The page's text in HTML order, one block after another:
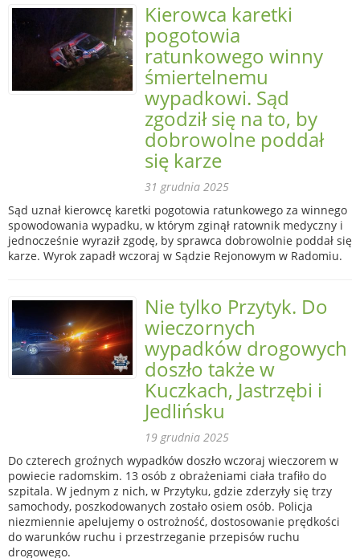
Kierowca karetki
pogotowia
ratunkowego winny
śmiertelnemu
wypadkowi. Sąd
zgodził się na to, by
dobrowolne poddał
się karze
31 grudnia 2025
Sąd uznał kierowcę karetki pogotowia ratunkowego za winnego
spowodowania wypadku, w którym zginął ratownik medyczny i
jednocześnie wyraził zgodę, by sprawca dobrowolnie poddał się
karze. Wyrok zapadł wczoraj w Sądzie Rejonowym w Radomiu.
Nie tylko Przytyk. Do
wieczornych
wypadków drogowych
doszło także w
Kuczkach, Jastrzębi i
Jedlińsku
19 grudnia 2025
Do czterech groźnych wypadków doszło wczoraj wieczorem w
powiecie radomskim. 13 osób z obrażeniami ciała trafiło do
szpitala. W jednym z nich, w Przytyku, gdzie zderzyły się trzy
samochody, poszkodowanych zostało osiem osób. Policja
niezmiennie apelujemy o ostrożność, dostosowanie prędkości
do warunków ruchu i przestrzeganie przepisów ruchu
drogowego.